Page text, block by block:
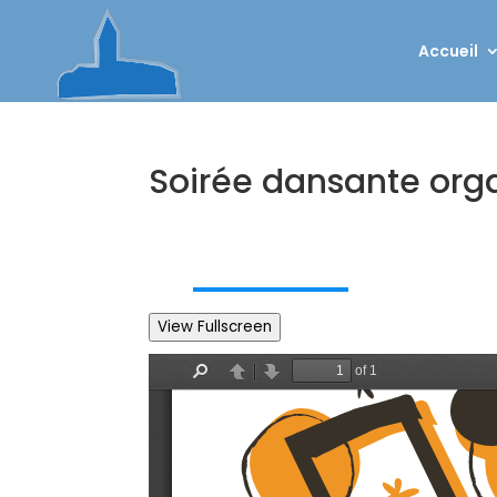
Accueil
Soirée dansante
View Fullscreen